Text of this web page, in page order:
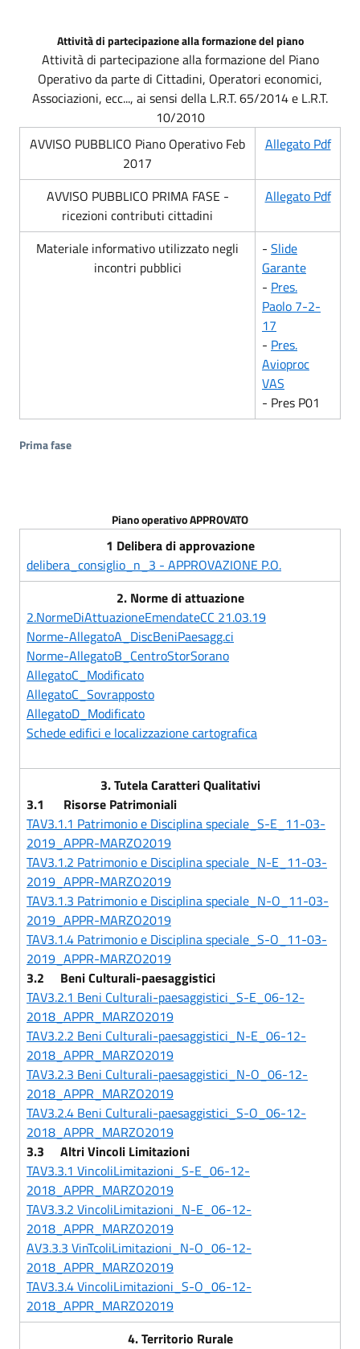
Attività di partecipazione alla formazione del piano
Attività di partecipazione alla formazione del Piano
Operativo da parte di Cittadini, Operatori economici,
Associazioni, ecc..., ai sensi della L.R.T. 65/2014 e L.R.T.
10/2010
Prima fase
AVVISO PUBBLICO Piano Operativo Feb
2017
Allegato Pdf
AVVISO PUBBLICO PRIMA FASE -
ricezioni contributi cittadini
Allegato Pdf
Materiale informativo utilizzato negli
incontri pubblici
- Slide
Garante
- Pres.
Paolo 7-2-
17
- Pres.
Avioproc
VAS
- Pres P01
Piano operativo APPROVATO
1 Delibera di approvazione
delibera_consiglio_n_3 - APPROVAZIONE P.O.
2. Norme di attuazione
2.NormeDiAttuazioneEmendateCC 21.03.19
Norme-AllegatoA_DiscBeniPaesagg.ci
Norme-AllegatoB_CentroStorSorano
AllegatoC_Modificato
AllegatoC_Sovrapposto
AllegatoD_Modificato
Schede edifici e localizzazione cartografica
3. Tutela Caratteri Qualitativi
3.1 Risorse Patrimoniali
TAV3.1.1 Patrimonio e Disciplina speciale_S-E_11-03-
2019_APPR-MARZO2019
TAV3.1.2 Patrimonio e Disciplina speciale_N-E_11-03-
2019_APPR-MARZO2019
TAV3.1.3 Patrimonio e Disciplina speciale_N-O_11-03-
2019_APPR-MARZO2019
TAV3.1.4 Patrimonio e Disciplina speciale_S-O_11-03-
2019_APPR-MARZO2019
3.2
Beni Culturali-paesaggistici
TAV3.2.1 Beni Culturali-paesaggistici_S-E_06-12-
2018_APPR_MARZO2019
TAV3.2.2 Beni Culturali-paesaggistici_N-E_06-12-
2018_APPR_MARZO2019
TAV3.2.3 Beni Culturali-paesaggistici_N-O_06-12-
2018_APPR_MARZO2019
TAV3.2.4 Beni Culturali-paesaggistici_S-O_06-12-
2018_APPR_MARZO2019
3.3 Altri Vincoli Limitazioni
TAV3.3.1 VincoliLimitazioni_S-E_06-12-
2018_APPR_MARZO2019
TAV3.3.2 VincoliLimitazioni_N-E_06-12-
2018_APPR_MARZO2019
AV3.3.3 VinTcoliLimitazioni_N-O_06-12-
2018_APPR_MARZO2019
TAV3.3.4 VincoliLimitazioni_S-O_06-12-
2018_APPR_MARZO2019
4. Territorio Rurale